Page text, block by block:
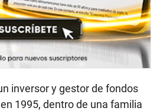
inversor y gestor de fondos
1995, dentro de una familia